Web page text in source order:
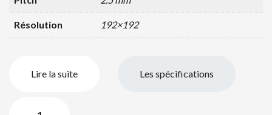
Résolution 192×192
Lire la suite Les spécifications